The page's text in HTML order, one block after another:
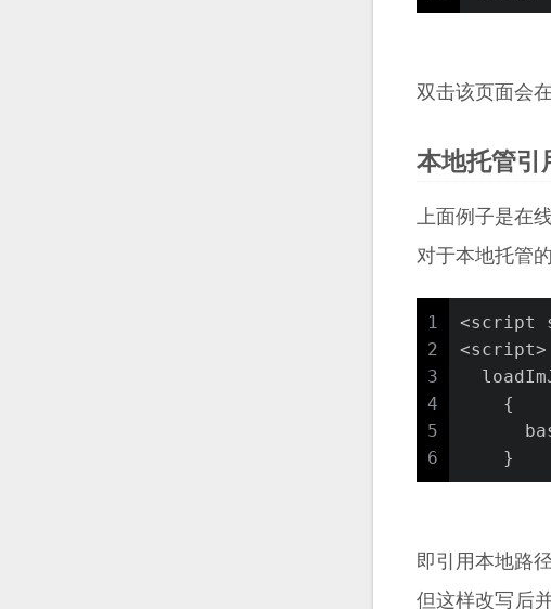
双击该页面会
本地托管引
上面例子是在
对于本地托管
1
2
3
4
5
6
<script
<script>
    {
    }
即引用本地路
但这样改写后